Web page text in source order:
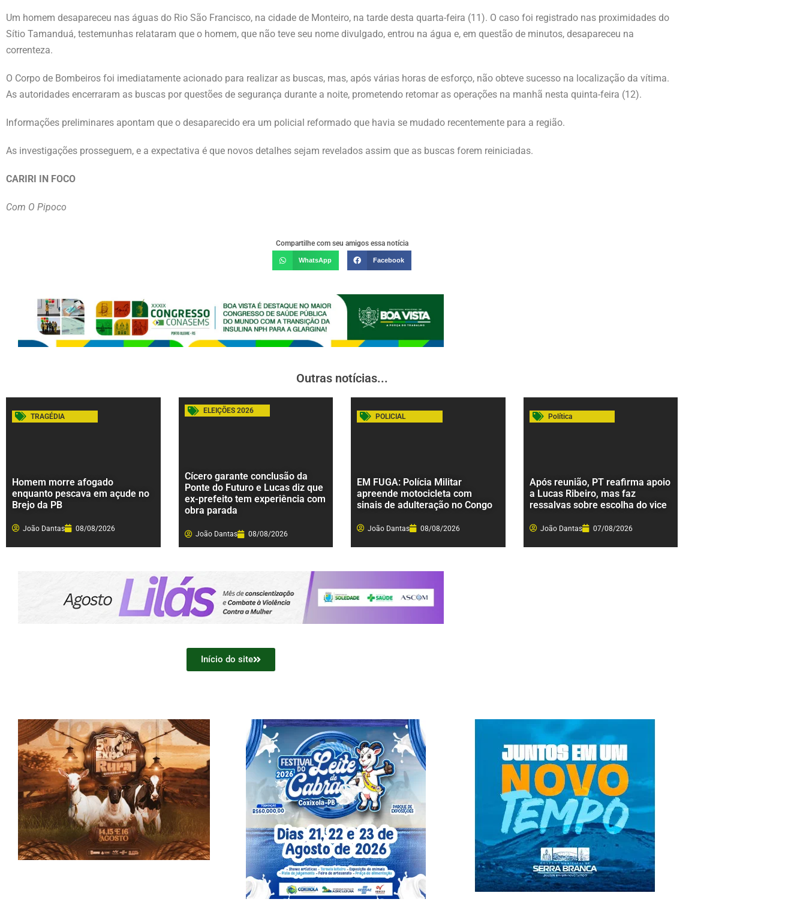
Um homem desapareceu nas águas do Rio São Francisco, na cidade de Monteiro, na tarde desta quarta-feira (11). O caso foi registrado nas proximidades do
Sítio Tamanduá, testemunhas relataram que o homem, que não teve seu nome divulgado, entrou na água e, em questão de minutos, desapareceu na
correnteza.
O Corpo de Bombeiros foi imediatamente acionado para realizar as buscas, mas, após várias horas de esforço, não obteve sucesso na localização da vítima.
As autoridades encerraram as buscas por questões de segurança durante a noite, prometendo retomar as operações na manhã nesta quinta-feira (12).
Informações preliminares apontam que o desaparecido era um policial reformado que havia se mudado recentemente para a região.
As investigações prosseguem, e a expectativa é que novos detalhes sejam revelados assim que as buscas forem reiniciadas.
CARIRI IN FOCO
Com O Pipoco
Compartilhe com seu amigos essa notícia
WhatsApp Facebook
Outras notícias...
TRAGÉDIA
Homem morre afogado
enquanto pescava em açude no
Brejo da PB
João Dantas 08/08/2026
ELEIÇÕES 2026
Cícero garante conclusão da
Ponte do Futuro e Lucas diz que
ex-prefeito tem experiência com
obra parada
João Dantas 08/08/2026
POLICIAL
EM FUGA: Polícia Militar
apreende motocicleta com
sinais de adulteração no Congo
João Dantas 08/08/2026
Política
Após reunião, PT reafirma apoio
a Lucas Ribeiro, mas faz
ressalvas sobre escolha do vice
João Dantas 07/08/2026
Início do site